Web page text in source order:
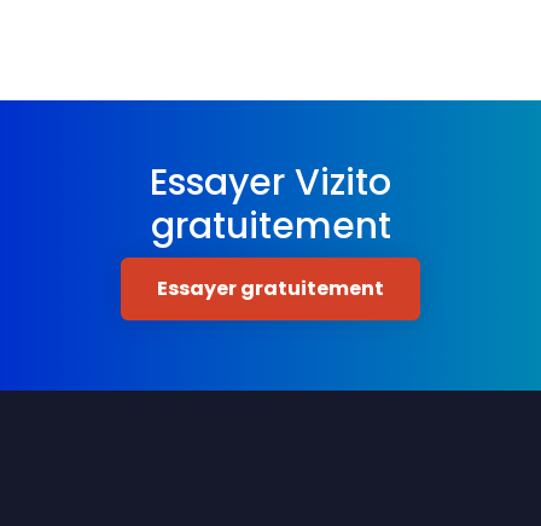
Essayer Vizito
gratuitement
Essayer gratuitement